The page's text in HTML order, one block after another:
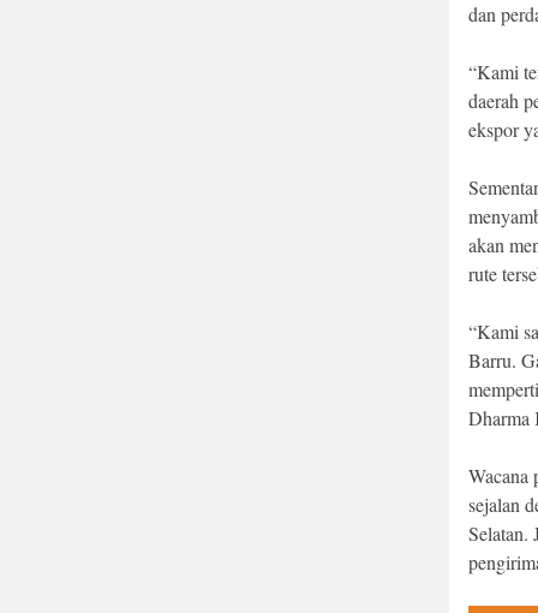
dan
“Kami
daerah
ekspor
akan
rute
“Kami
Barru.
Dharma
Wacana
sejalan
Selatan.